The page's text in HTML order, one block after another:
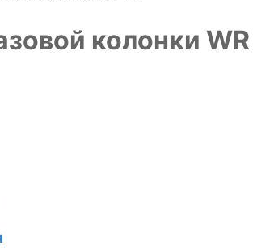
колонки WR